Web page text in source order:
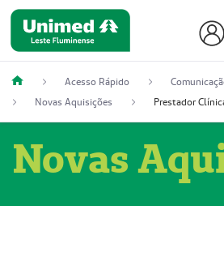
Acesso Rápido
Novas Aquisições
Novas